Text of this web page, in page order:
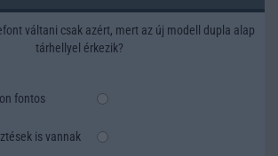
váltani csak azért, mert az új modell dupla alap
tárhellyel érkezik?
fontos
is vannak